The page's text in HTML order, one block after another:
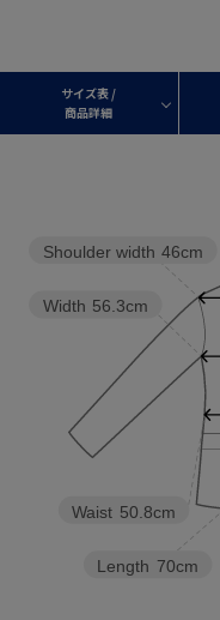
サイズ表 /
商品詳細
Length 70cm
Waist 50.8cm
Width 56.3cm
Shoulder width 46cm